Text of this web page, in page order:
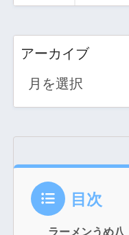
アーカイブ
目次
ラーメンうめ八